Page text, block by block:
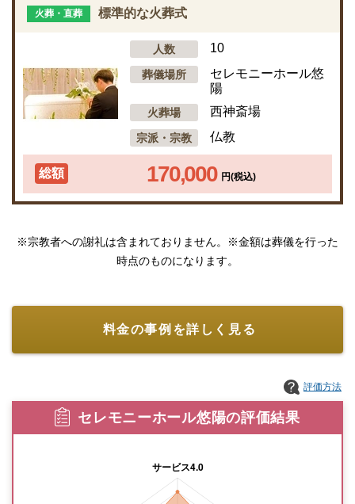
火葬・直葬 標準的な火葬式
人数 10
葬儀場所
セレモニーホール悠
陽
火葬場 西神斎場
宗派・宗教 仏教
総額 170,000 円(税込)
※宗教者への謝礼は含まれておりません。※金額は葬儀を行った
時点のものになります。
料金の事例を詳しく見る
セレモニーホール悠陽の評価結果
評価方法